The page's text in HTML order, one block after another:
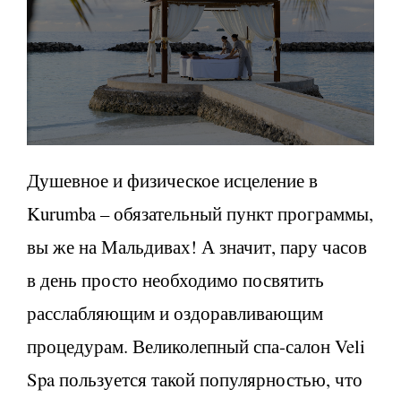
Душевное и физическое исцеление в
Kurumba – обязательный пункт программы,
вы же на Мальдивах! А значит, пару часов
в день просто необходимо посвятить
расслабляющим и оздоравливающим
процедурам. Великолепный спа-салон Veli
Spa пользуется такой популярностью, что